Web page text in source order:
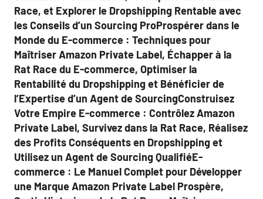
l’article
Race, et Explorer le Dropshipping Rentable avec
les Conseils d’un Sourcing ProProspérer dans le
Monde du E-commerce : Techniques pour
Maîtriser Amazon Private Label, Échapper à la
Rat Race du E-commerce, Optimiser la
Rentabilité du Dropshipping et Bénéficier de
l’Expertise d’un Agent de SourcingConstruisez
Votre Empire E-commerce : Contrôlez Amazon
Private Label, Survivez dans la Rat Race, Réalisez
des Profits Conséquents en Dropshipping et
Utilisez un Agent de Sourcing QualifiéE-
commerce : Le Manuel Complet pour Développer
une Marque Amazon Private Label Prospère,